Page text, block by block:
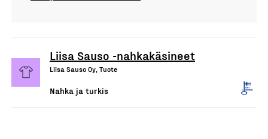
Liisa Sauso -nahkakäsineet
Liisa Sauso Oy, Tuote
Nahka ja turkis